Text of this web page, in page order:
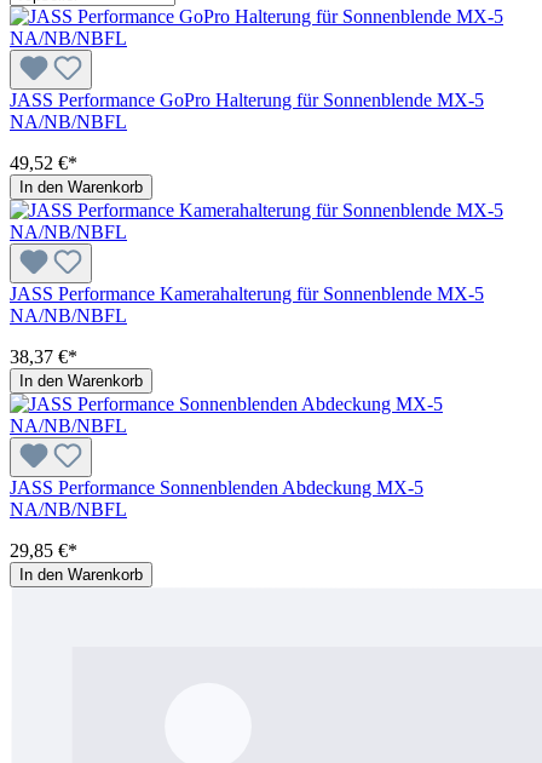
JASS Performance GoPro Halterung für Sonnenblende MX-5
NA/NB/NBFL
49,52 €*
In den Warenkorb
JASS Performance Kamerahalterung für Sonnenblende MX-5
NA/NB/NBFL
38,37 €*
In den Warenkorb
JASS Performance Sonnenblenden Abdeckung MX-5
NA/NB/NBFL
29,85 €*
In den Warenkorb